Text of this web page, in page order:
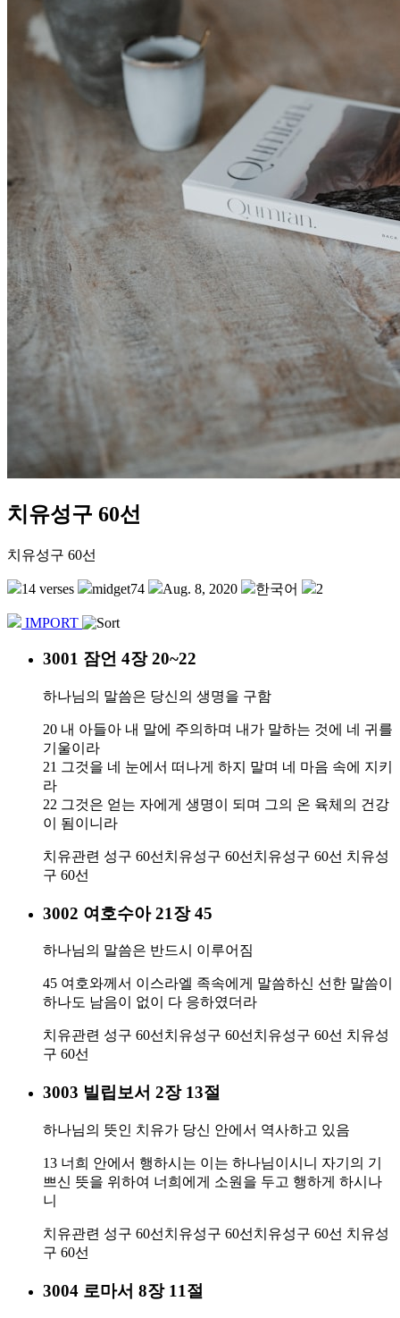
치유성구 60선
치유성구 60선
14 verses midget74 Aug. 8, 2020 한국어 2
IMPORT
3001 잠언 4장 20~22
하나님의 말씀은 당신의 생명을 구함
20 내 아들아 내 말에 주의하며 내가 말하는 것에 네 귀를
기울이라
21 그것을 네 눈에서 떠나게 하지 말며 네 마음 속에 지키
라
22 그것은 얻는 자에게 생명이 되며 그의 온 육체의 건강
이 됨이니라
치유관련 성구 60선 치유성구 60선 치유성구 60선 치유성
구 60선
3002 여호수아 21장 45
하나님의 말씀은 반드시 이루어짐
45 여호와께서 이스라엘 족속에게 말씀하신 선한 말씀이
하나도 남음이 없이 다 응하였더라
치유관련 성구 60선치유성구 60선치유성구 60선 치유성
구 60선
3003 빌립보서 2장 13절
하나님의 뜻인 치유가 당신 안에서 역사하고 있음
13 너희 안에서 행하시는 이는 하나님이시니 자기의 기
쁘신 뜻을 위하여 너희에게 소원을 두고 행하게 하시나
니
치유관련 성구 60선 치유성구 60선 치유성구 60선 치유성
구 60선
3004 로마서 8장 11절